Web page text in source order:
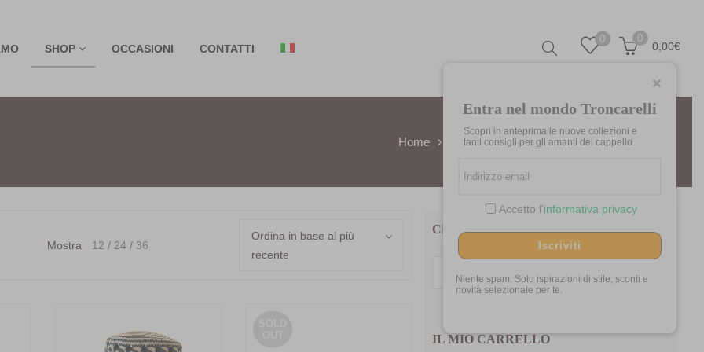
Entra nel mondo Troncarelli
Scopri in anteprima le nuove collezioni e
tanti consigli per gli amanti del cappello.
Accetto l'informativa privacy
Iscriviti
Niente spam. Solo ispirazioni di stile, sconti e
novità selezionate per te.
SHOP OCCASIONI CONTATTI
0 0
0,00€
Home Donna Cappelli per Lei Estivi Donna
Mostra 12 24 36
Ordina in base al più
recente
CERCA TRA I NOSTRI PRODOTTI
IL MIO CARRELLO